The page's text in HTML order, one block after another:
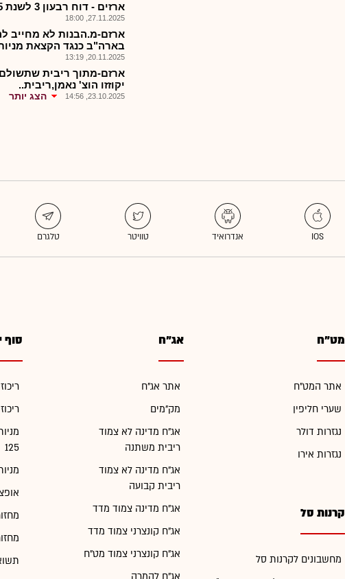
ארזים - דוח רבעון 3 לשנת 2025
27.11.2025, 18:00
ארזם-מ.הבנות לא מחייב
בארה"ב כנגד הקצאת
20.11.2025, 13:19
יקוזזו הוצ' נאמן,ריבית..
23.10.2025, 14:56 הצג יותר
מט"ח
אתר המט"ח
שערי חליפין
נגזרות דולר
נגזרות אירו
קרנות סל
מחשבונים לקרנות סל
אג"ח
אתר אג"ח
מק"מים
אג"ח מדינה לא צמוד
ריבית משתנה
אג"ח מדינה לא צמוד
ריבית קבועה
אג"ח מדינה צמוד מדד
אג"ח קונצרני צמוד מדד
אג"ח קונצרני צמוד מט"ח
סוף
125